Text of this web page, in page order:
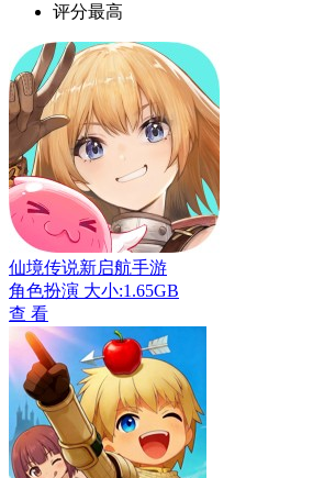
评分最高
仙境传说新启航手游
角色扮演 大小:1.65GB
查 看